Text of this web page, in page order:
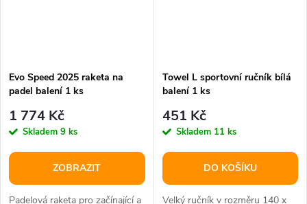
Evo Speed 2025 raketa na
padel balení 1 ks
1 774 Kč
Skladem 9 ks
ZOBRAZIT
Padelová raketa pro začínající a
Towel L sportovní ručník bílá
balení 1 ks
451 Kč
Skladem 11 ks
DO KOŠÍKU
Velký ručník v rozměru 140 x